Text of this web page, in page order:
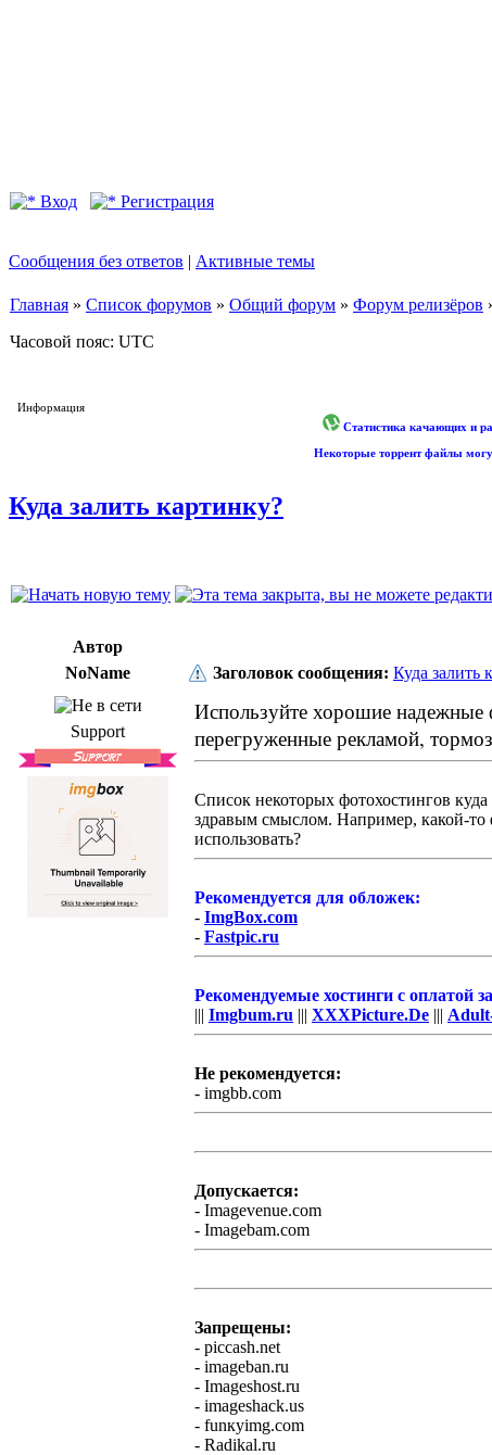
Вход Регистрация
Сообщения без ответов | Активные темы
Главная » Список форумов » Общий форум » Форум релизёров
Часовой пояс: UTC
Информация
Статистика качающих и
Некоторые торрент файлы
Куда залить картинку?
Автор
NoName
Заголовок сообщения: Куда залить
Support
Используйте хорошие надежные
перегруженные рекламой,
Cписок некоторых фотохостингов
здравым смыслом. Например, какой-то
использовать?
Рекомендуется для обложек:
- ImgBox.com
- Fastpic.ru
Рекомендуемые хостинги с оплатой
||| Imgbum.ru ||| XXXPicture.De |||
Не рекомендуется:
- imgbb.com
Допускается:
- Imagevenue.com
- Imagebam.com
Запрещены:
- piссаsh.nеt
- imаgebаn.ru
- Imаgеshоst.ru
- imаgeshаck.us
- funкyimg.cоm
- Radikal.ru